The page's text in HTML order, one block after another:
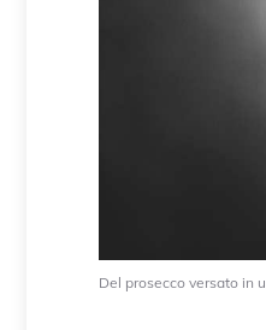
Del prosecco versato in